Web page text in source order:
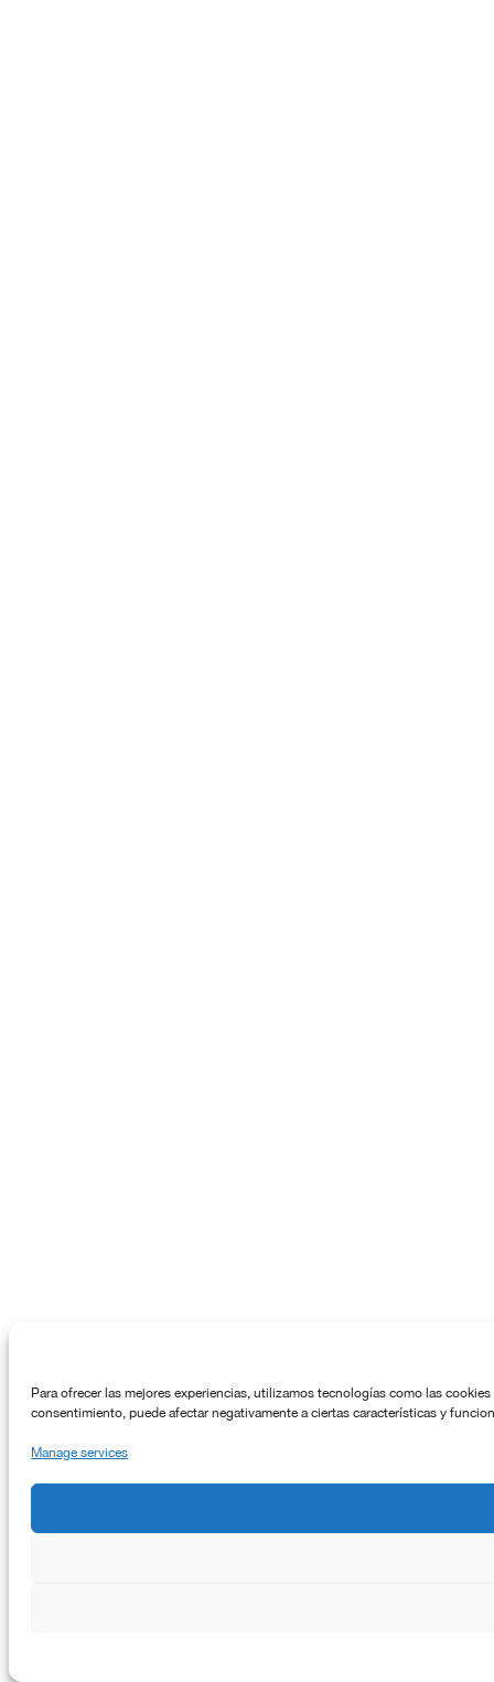
Para ofrecer las mejores experiencias, utilizamos tecnologías como las
consentimiento, puede afectar negativamente a ciertas características y
Manage services